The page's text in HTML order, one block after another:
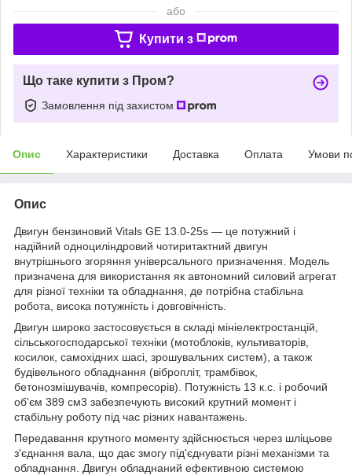
або
Купити з
Що таке купити з Пром?
Замовлення під захистом
Опис Характеристики Доставка Оплата Умови
Опис
Двигун бензиновий Vitals GE 13.0-25s — це потужний і
надійний одноциліндровий чотиритактний двигун
внутрішнього згоряння універсального призначення. Модель
призначена для використання як автономний силовий агрегат
для різної техніки та обладнання, де потрібна стабільна
робота, висока потужність і довговічність.
Двигун широко застосовується в складі мініелектростанцій,
сільськогосподарської техніки (мотоблоків, культиваторів,
косилок, самохідних шасі, зрошувальних систем), а також
будівельного обладнання (вібропліт, трамбівок,
бетонозмішувачів, компресорів). Потужність 13 к.с. і робочий
об'єм 389 см3 забезпечують високий крутний момент і
стабільну роботу під час різних навантажень.
Передавання крутного моменту здійснюється через шліцьове
з'єднання вала, що дає змогу під'єднувати різні механізми та
обладнання. Двигун обладнаний ефективною системою